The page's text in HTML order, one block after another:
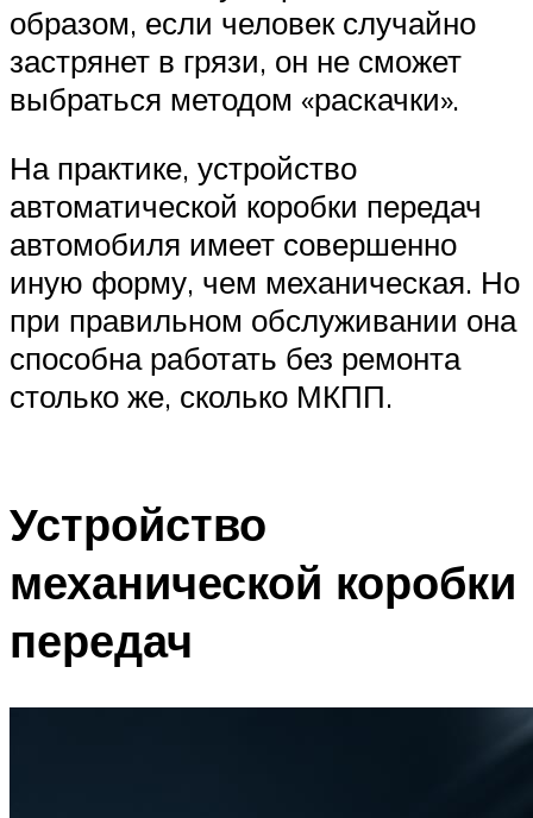
образом, если человек случайно
застрянет в грязи, он не сможет
выбраться методом «раскачки».
На практике, устройство
автоматической коробки передач
автомобиля имеет совершенно
иную форму, чем механическая. Но
при правильном обслуживании она
способна работать без ремонта
столько же, сколько МКПП.
Устройство
механической коробки
передач